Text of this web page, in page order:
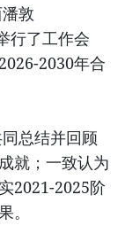
敦
行了工作会
2030年合
总结并回顾
就；一致认为
2021-2025阶
。